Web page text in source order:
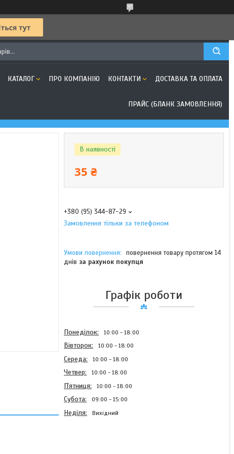
КАТАЛОГ ПРО КОМПАНІЮ КОНТАКТИ ДОСТАВКА ТА ОПЛАТА
ПРАЙС (БЛАНК ЗАМОВЛЕННЯ)
В наявності
35 ₴
+380 (95) 344-87-29
Замовлення тільки за телефоном
повернення товару протягом 14
днів за рахунок покупця
Графік роботи
Понеділок 10:00 18:00
Вівторок 10:00 18:00
Середа 10:00 18:00
Четвер 10:00 18:00
Пʼятниця 10:00 18:00
Субота 09:00 15:00
Неділя Вихідний